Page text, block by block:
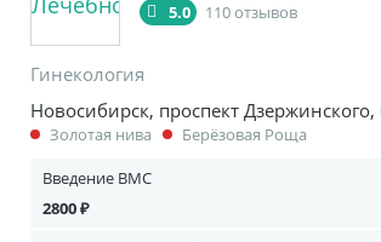
Гинекология
5.0 110 отзывов
Новосибирск, проспект Дзержинского,
Золотая нива Берёзовая Роща
Введение ВМС
2800 ₽